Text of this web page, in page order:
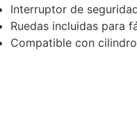
Interruptor de
Ruedas incluidas para
Compatible con